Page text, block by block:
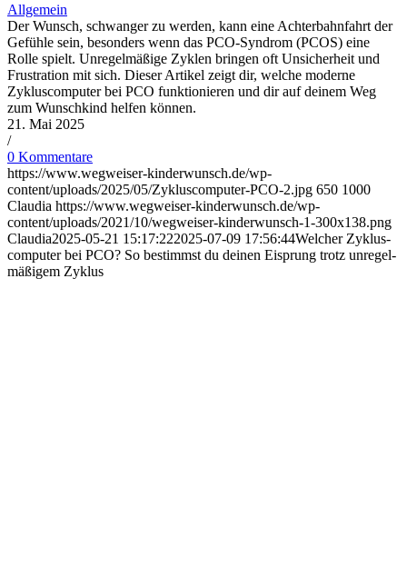
Allgemein
Der Wunsch, schwanger zu werden, kann eine Achterbahnfahrt der
Gefühle sein, besonders wenn das PCO-Syndrom (PCOS) eine
Rolle spielt. Unregelmäßige Zyklen bringen oft Unsicherheit und
Frustration mit sich. Dieser Artikel zeigt dir, welche moderne
Zykluscomputer bei PCO funktionieren und dir auf deinem Weg
zum Wunschkind helfen können.
21. Mai 2025
/
0 Kommentare
https://www.wegweiser-kinderwunsch.de/wp-
content/uploads/2025/05/Zykluscomputer-PCO-2.jpg 650 1000
Claudia https://www.wegweiser-kinderwunsch.de/wp-
content/uploads/2021/10/wegweiser-kinderwunsch-1-300x138.png
Claudia2025-05-21 15:17:222025-07-09 17:56:44Wel­cher Zyklus­
com­pu­ter bei PCO? So bestimmst du dei­nen Eisprung trotz unre­gel­
mä­ßi­gem Zyklus